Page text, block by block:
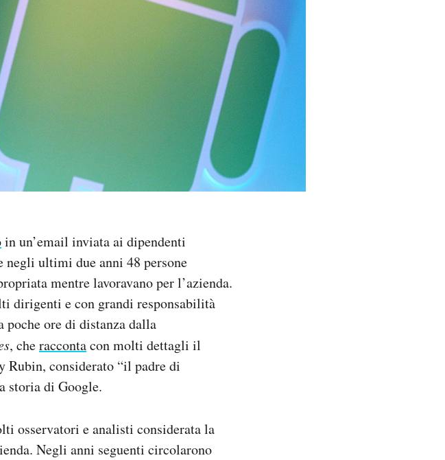
in un’email inviata ai dipendenti
negli ultimi due anni 48 persone
mentre lavoravano per l’azienda.
dirigenti e con grandi responsabilità
ore di distanza dalla
, cheraccontacon molti dettagli il
considerato “il padre di
storia di Google.
osservatori e analisti considerata la
Negli anni seguenti circolarono